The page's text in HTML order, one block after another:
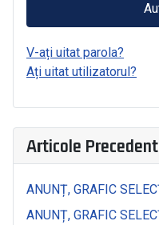
V-ați uitat parola?
Ați uitat utilizatorul?
Articole
ANUNȚ, GRAFIC
ANUNȚ, GRAFIC